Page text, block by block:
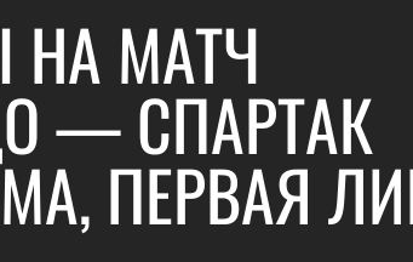
НА МАТЧ
— СПАРТАК
ПЕРВАЯ